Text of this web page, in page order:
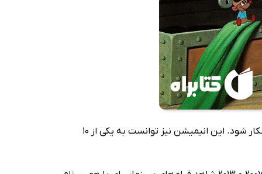
انیمیشن سیندرلا که در سال 1950 توسط والت دیزنی ساخته شد و توانست برای بهترین موسیقی نامزد دریافت سه جایزه‌ی اسکار شود. این انیمیشن نیز توانست به یکی از 10